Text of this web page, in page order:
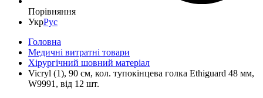
Порівняння
УкрРус
Головна
Медичні витратні товари
Хірургічний шовний матеріал
Vicryl (1), 90 см, кол. тупокінцева голка Ethiguard 48 мм,
W9991, від 12 шт.